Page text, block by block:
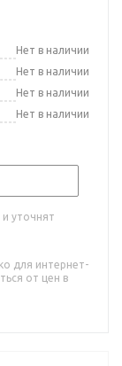
Нет в наличии
Нет в наличии
Нет в наличии
Нет в наличии
уточнят
для интернет-
от цен в